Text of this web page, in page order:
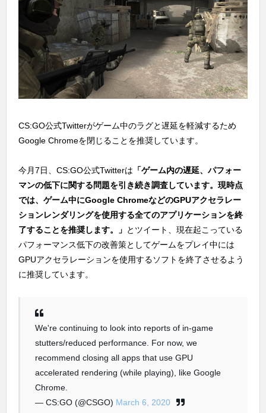
CS:GO公式Twitterがゲーム中のラグと遅延を軽減するため
Google Chromeを閉じることを推奨しています。
今月7日、CS:GO公式Twitterは 「ゲーム内の遅延、パフォー
マンの低下に関する問題を引き続き調査しています。現時点
では、ゲーム中にGoogle ChromeなどのGPUアクセラレー
ションレンダリングを使用する全てのアプリケーションを終
了することを推奨します。」 とツイート、現在起こっている
パフォーマンス低下の改善策としてゲームをプレイ中には
GPUアクセラレーションを使用するソフトを終了させるよう
に推奨しています。
We're continuing to look into reports of in-game
stutters/reduced performance. For now, we
recommend closing all apps that use GPU
accelerated rendering (while playing), like Google
Chrome.
— CS:GO (@CSGO) March 6, 2020